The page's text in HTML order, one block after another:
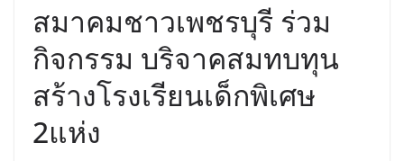
สมาคมชาวเพชรบุรี ร่วม
กิจกรรม บริจาคสมทบทุน
สร้างโรงเรียนเด็กพิเศษ
2แห่ง